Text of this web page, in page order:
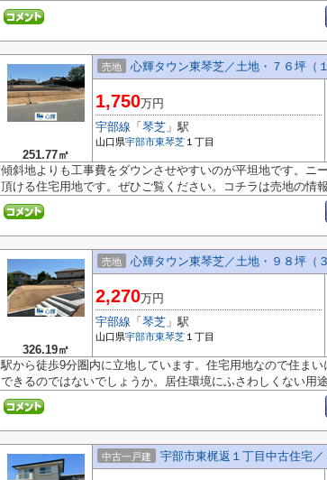
251.77㎡
売地 心輝タウン東琴芝／土地・７６坪（１
1,750万円
宇部線 「 琴芝 」駅
山口県宇部市東琴芝 １丁目
傾斜地よりも工事費をダウンさせやすいのが平坦地です。ニ
頂ける住宅用地です。ぜひご覧ください。コチラは売地の情
326.19㎡
売地 心輝タウン東琴芝／土地・９８坪（３
2,270万円
宇部線 「 琴芝 」駅
山口県宇部市東琴芝 １丁目
駅から徒歩9分圏内に立地しています。住宅用地なので住ま
できるのではないでしょうか。居住環境にふさわしくない用
中古一戸建 宇部市東梶返１丁目中古住宅